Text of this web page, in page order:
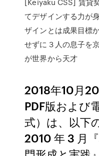
てデザインする力が
ザインとは成果目標
せずに３人の息子を
が世界から天才
2018年10月
PDF版および
式）は、以下
2010 年 3 月